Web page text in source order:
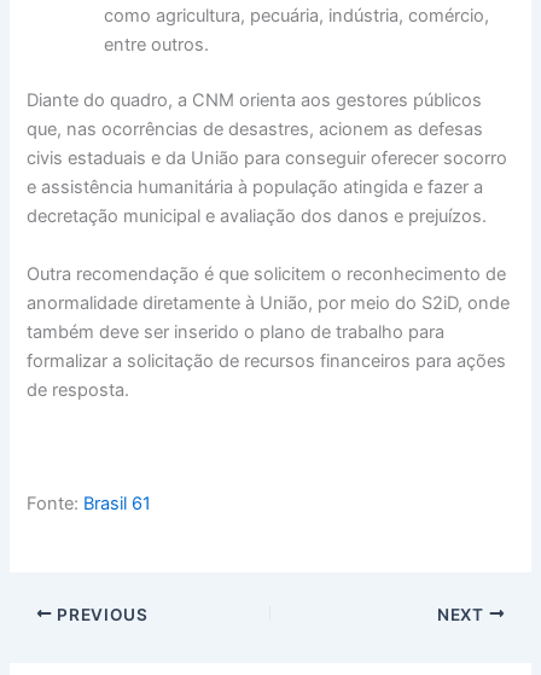
como agricultura, pecuária, indústria, comércio,
entre outros.
Diante do quadro, a CNM orienta aos gestores públicos
que, nas ocorrências de desastres, acionem as defesas
civis estaduais e da União para conseguir oferecer socorro
e assistência humanitária à população atingida e fazer a
decretação municipal e avaliação dos danos e prejuízos.
Outra recomendação é que solicitem o reconhecimento de
anormalidade diretamente à União, por meio do S2iD, onde
também deve ser inserido o plano de trabalho para
formalizar a solicitação de recursos financeiros para ações
de resposta.
Fonte: Brasil 61
PREVIOUS NEXT